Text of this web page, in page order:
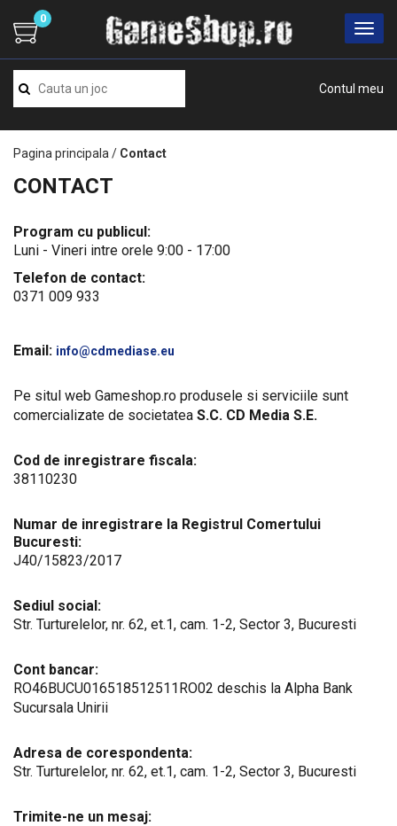
Contul meu
0
Pagina principala / Contact
CONTACT
Program cu publicul:
Luni - Vineri intre orele 9:00 - 17:00
Telefon de contact:
0371 009 933
Email: info@cdmediase.eu
Pe situl web Gameshop.ro produsele si serviciile sunt
comercializate de societatea S.C. CD Media S.E.
Cod de inregistrare fiscala:
38110230
Numar de inregistrare la Registrul Comertului
Bucuresti:
J40/15823/2017
Sediul social:
Str. Turturelelor, nr. 62, et.1, cam. 1-2, Sector 3, Bucuresti
Cont bancar:
RO46BUCU016518512511RO02 deschis la Alpha Bank
Sucursala Unirii
Adresa de corespondenta:
Str. Turturelelor, nr. 62, et.1, cam. 1-2, Sector 3, Bucuresti
Trimite-ne un mesaj: